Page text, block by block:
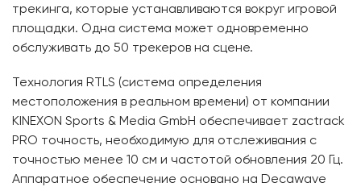
трекинга, которые устанавливаются вокруг игровой
площадки. Одна система может одновременно
обслуживать до 50 трекеров на сцене.
Технология RTLS (система определения
местоположения в реальном времени) от компании
KINEXON Sports & Media GmbH обеспечивает zactrack
PRO точность, необходимую для отслеживания с
точностью менее 10 см и частотой обновления 20 Гц.
Аппаратное обеспечение основано на Decawave